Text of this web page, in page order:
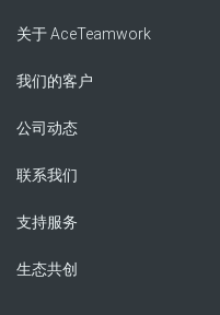
关于 AceTeamwork
我们的客户
公司动态
联系我们
支持服务
生态共创